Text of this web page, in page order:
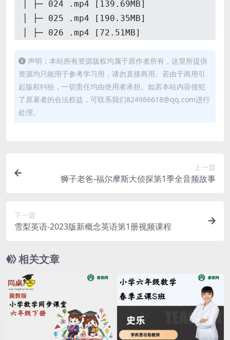
│ ├─ 024 .mp4 [139.69MB]
│ ├─ 025 .mp4 [190.35MB]
│ ├─ 026 .mp4 [72.51MB]
│ ├─ 028 .mp4 [122.64MB]
│ ├─ 029 .mp4 [137.14MB]
│ ├─ 030 .mp4 [76.98MB]
│ ├─ 031 .mp4 [131.74MB]
│ ├─ 032 .mp4 [131.50MB]
│ ├─ 036 .mp4 [95.51MB]
│ ├─ 039 .mp4 [128.08MB]
│ ├─ 040 .mp4 [18.34MB]
│ ├─ 042 .mp4 [129.44MB]
│ ├─ 043 .mp4 [104.02MB]
│ ├─ 044 .mp4 [130.12MB]
│ ├─ 045 .mp4 [60.68MB]
│ ├─ 046 .mp4 [140.67MB]
│ ├─ 047 .mp4 [65.60MB]
声明：本站所有资源版权均属于原作者所有，这里所提供
资源均只能用于参考学习用，请勿直接商用。若由于商用引
起版权纠纷，一切责任均由使用者承担。如若本站内容侵犯
了原著者的合法权益，可联系我们824986618@qq.com进行
处理。
上一篇
狮子老爸-福尔摩斯大侦探第1季全音频故事
下一篇
雪梨英语-2023版新概念英语第1册视频课程
相关文章